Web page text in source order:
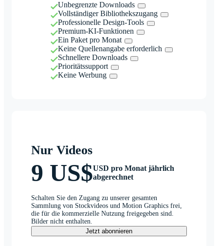
Unbegrenzte Downloads
Vollständiger Bibliothekszugang
Professionelle Design-Tools
Premium-KI-Funktionen
Ein Paket pro Monat
Keine Quellenangabe erforderlich
Schnellere Downloads
Prioritätssupport
Keine Werbung
Nur Videos
9 US$USD pro Monat jährlich
abgerechnet
Schalten Sie den Zugang zu unserer gesamten
Sammlung von Stockvideos und Motion Graphics frei,
die für die kommerzielle Nutzung freigegeben sind.
Bilder nicht enthalten.
Jetzt abonnieren